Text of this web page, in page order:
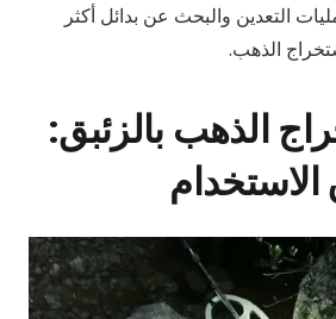
التعدين والبحث عن بدائل أكثر
الذهب.
الذهب بالزئبق: